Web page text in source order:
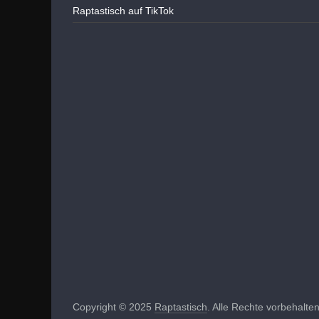
Raptastisch auf TikTok
Copyright © 2025 Raptastisch . Alle Rechte